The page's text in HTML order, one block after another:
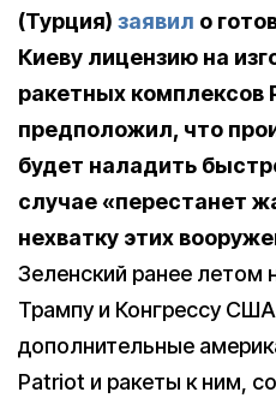
(Турция) заявил о
Киеву лицензию на
ракетных комплексов
предположил, что
будет наладить
случае «перестанет
нехватку этих
Зеленский ранее летом
Трампу и Конгрессу
дополнительные
Patriot и ракеты к ним,